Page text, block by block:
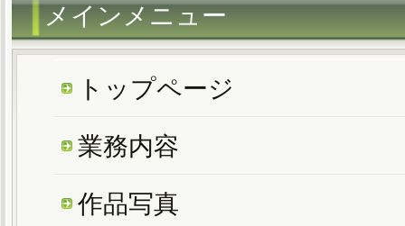
メインメニュー
トップページ
業務内容
作品写真